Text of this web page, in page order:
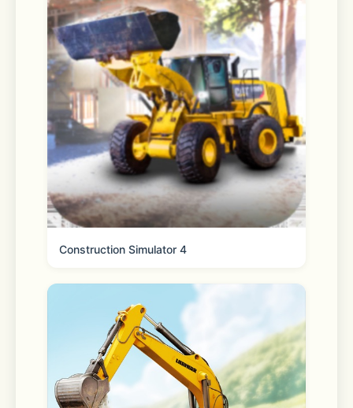
Get live order updates sent straight
to your phone and track order status
any time from the homepage.
Reorder your essentials
Quickly and easily fill your cart with
frequently purchased items.
Shopping lists
Create, share and add to lists to
prepare for any occasion.
Construction Simulator 4